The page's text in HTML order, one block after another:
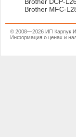
Brother MFC-
© 2008—2026 ИП Карпук
Информация о ценах и